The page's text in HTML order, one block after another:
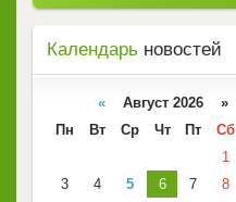
Календарь новостей
« Август 2026 »
Пн
Вт Ср Чт Пт Сб
1
3
4 5 6 7 8